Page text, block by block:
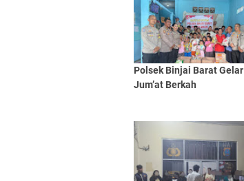
Polsek Binjai Barat Gelar
Jum’at Berkah